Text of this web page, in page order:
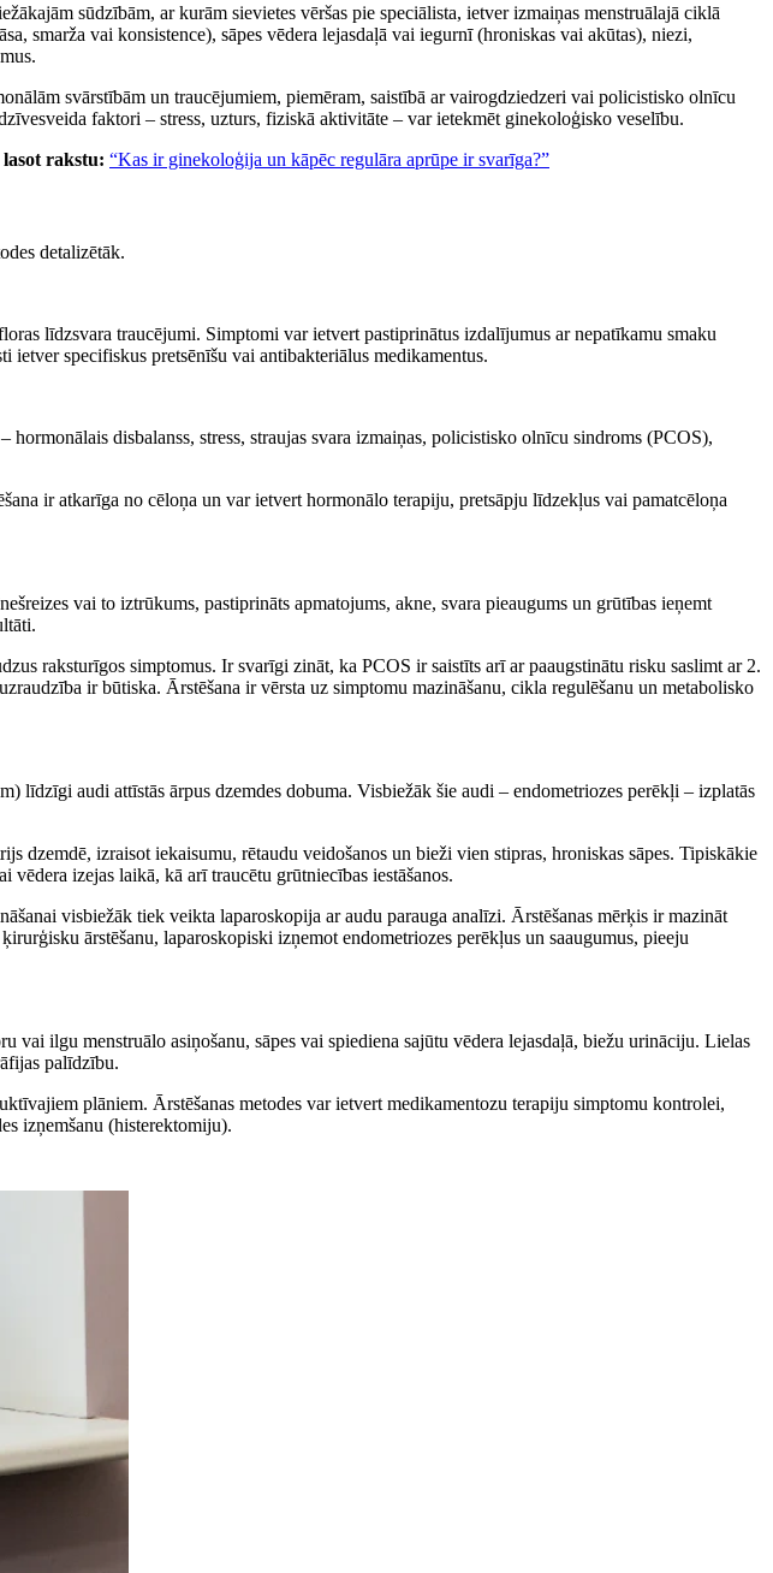
sūdzībām, ar kurām sievietes vēršas pie speciālista, ietver izmaiņas menstruālajā ciklā
smarža vai konsistence), sāpes vēdera lejasdaļā vai iegurnī (hroniskas vai akūtas), niezi,
svārstībām un traucējumiem, piemēram, saistībā ar vairogdziedzeri vai policistisko olnīcu
faktori – stress, uzturs, fiziskā aktivitāte – var ietekmēt ginekoloģisko veselību.
rakstu: “Kas ir ginekoloģija un kāpēc regulāra aprūpe ir svarīga?”
detalizētāk.
līdzsvara traucējumi. Simptomi var ietvert pastiprinātus izdalījumus ar nepatīkamu smaku
ietver specifiskus pretsēnīšu vai antibakteriālus medikamentus.
disbalanss, stress, straujas svara izmaiņas, policistisko olnīcu sindroms (PCOS),
ir atkarīga no cēloņa un var ietvert hormonālo terapiju, pretsāpju līdzekļus vai pamatcēloņa
vai to iztrūkums, pastiprināts apmatojums, akne, svara pieaugums un grūtības ieņemt
raksturīgos simptomus. Ir svarīgi zināt, ka PCOS ir saistīts arī ar paaugstinātu risku saslimt ar 2.
ir būtiska. Ārstēšana ir vērsta uz simptomu mazināšanu, cikla regulēšanu un metabolisko
līdzīgi audi attīstās ārpus dzemdes dobuma. Visbiežāk šie audi – endometriozes perēkļi – izplatās
dzemdē, izraisot iekaisumu, rētaudu veidošanos un bieži vien stipras, hroniskas sāpes. Tipiskākie
vēdera izejas laikā, kā arī traucētu grūtniecības iestāšanos.
visbiežāk tiek veikta laparoskopija ar audu parauga analīzi. Ārstēšanas mērķis ir mazināt
ārstēšanu, laparoskopiski izņemot endometriozes perēkļus un saaugumus, pieeju
ilgu menstruālo asiņošanu, sāpes vai spiediena sajūtu vēdera lejasdaļā, biežu urināciju. Lielas
palīdzību.
plāniem. Ārstēšanas metodes var ietvert medikamentozu terapiju simptomu kontrolei,
izņemšanu (histerektomiju).